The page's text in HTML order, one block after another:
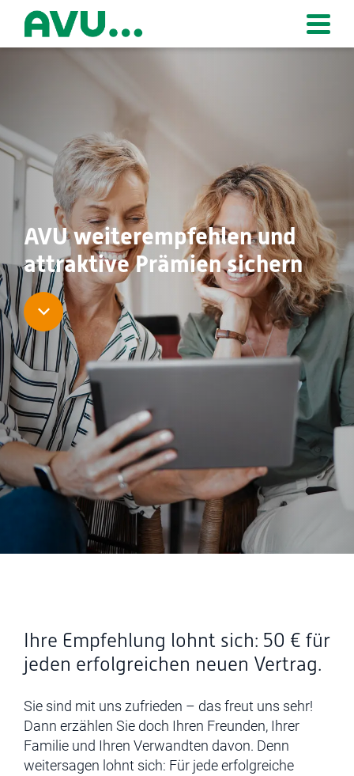
Zur Startseite
AVU weiterempfehlen und
attraktive Prämien sichern
Ihre Empfehlung lohnt sich: 50 € für
jeden erfolgreichen neuen Vertrag.
Sie sind mit uns zufrieden – das freut uns sehr!
Dann erzählen Sie doch Ihren Freunden, Ihrer
Familie und Ihren Verwandten davon. Denn
weitersagen lohnt sich: Für jede erfolgreiche